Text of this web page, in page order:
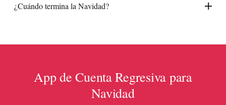
¿Cuándo termina la Navidad?
App de Cuenta Regresiva para
Navidad